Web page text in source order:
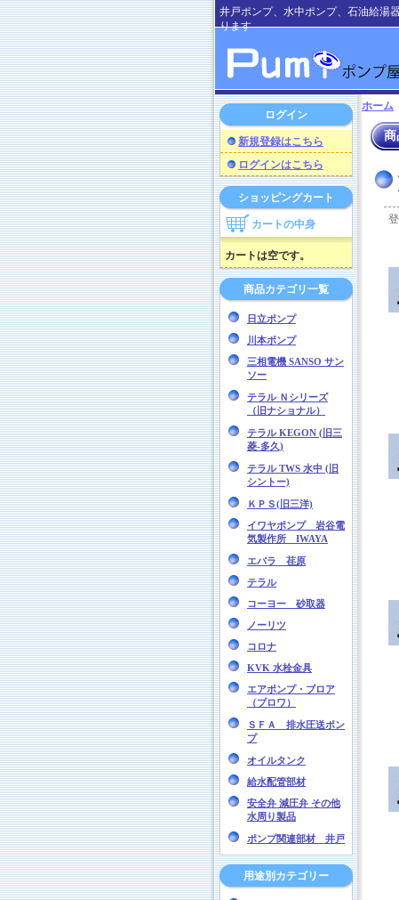
井戸ポンプ、水中ポンプ、石油給湯
ります
ログイン
新規登録はこちら
ログインはこちら
ショッピングカート
カートの中身
カートは空です。
商品カテゴリ一覧
日立ポンプ
川本ポンプ
三相電機 SANSO サン
ソー
テラル Ｎシリーズ
（旧ナショナル）
テラル KEGON (旧三
菱-多久)
テラル TWS 水中 (旧
シントー)
ＫＰＳ(旧三洋)
イワヤポンプ 岩谷電
気製作所 IWAYA
エバラ 荏原
テラル
コーヨー 砂取器
ノーリツ
コロナ
KVK 水栓金具
エアポンプ・ブロア
（ブロワ）
ＳＦＡ 排水圧送ポン
プ
オイルタンク
給水配管部材
安全弁 減圧弁 その他
水周り製品
ポンプ関連部材 井戸
用途別カテゴリー
ホーム
商